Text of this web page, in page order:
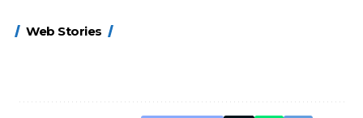
Web Stories
FASTag के ये नए